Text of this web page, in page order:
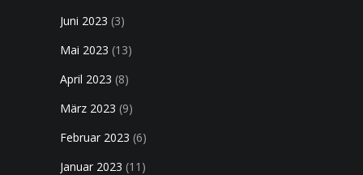
Juni 2023 (3)
Mai 2023 (13)
April 2023 (8)
März 2023 (9)
Februar 2023 (6)
Januar 2023 (11)